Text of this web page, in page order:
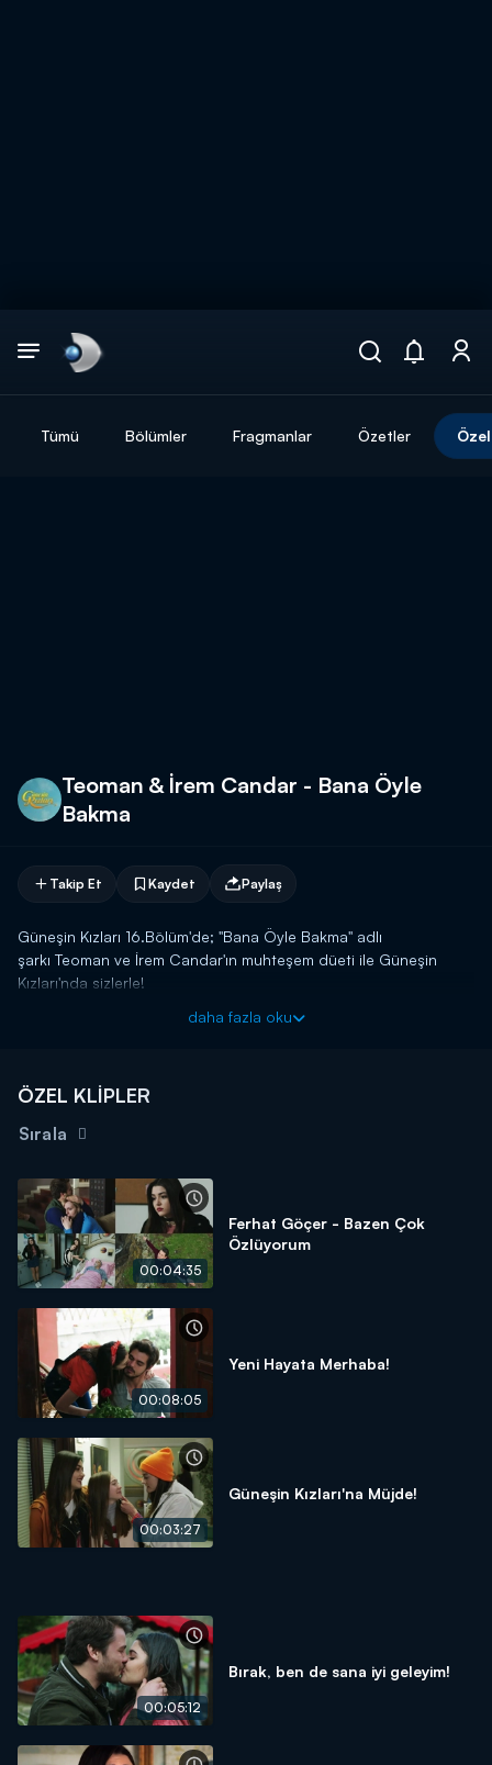
Tümü Bölümler Fragmanlar Özetler
Teoman & İrem Candar - Bana Öyle
Bakma
Takip Et Kaydet Paylaş
Güneşin Kızları 16.Bölüm'de; "Bana Öyle Bakma" adlı
şarkı Teoman ve İrem Candar'ın muhteşem düeti ile Güneşin
Kızları'nda sizlerle!
daha fazla oku
ÖZEL KLİPLER
Sırala
00:04:35
Ferhat Göçer - Bazen Çok
Özlüyorum
00:08:05
Yeni Hayata Merhaba!
00:03:27
Güneşin Kızları'na Müjde!
00:05:12
Bırak, ben de sana iyi geleyim!